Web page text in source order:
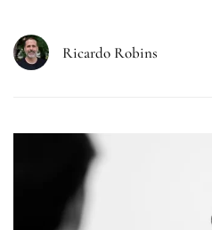
Ricardo Robins